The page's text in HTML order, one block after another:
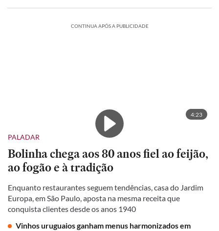
CONTINUA APÓS A PUBLICIDADE
4:23
PALADAR
Bolinha chega aos 80 anos fiel ao feijão,
ao fogão e à tradição
Enquanto restaurantes seguem tendências, casa do Jardim
Europa, em São Paulo, aposta na mesma receita que
conquista clientes desde os anos 1940
Vinhos uruguaios ganham menus harmonizados em